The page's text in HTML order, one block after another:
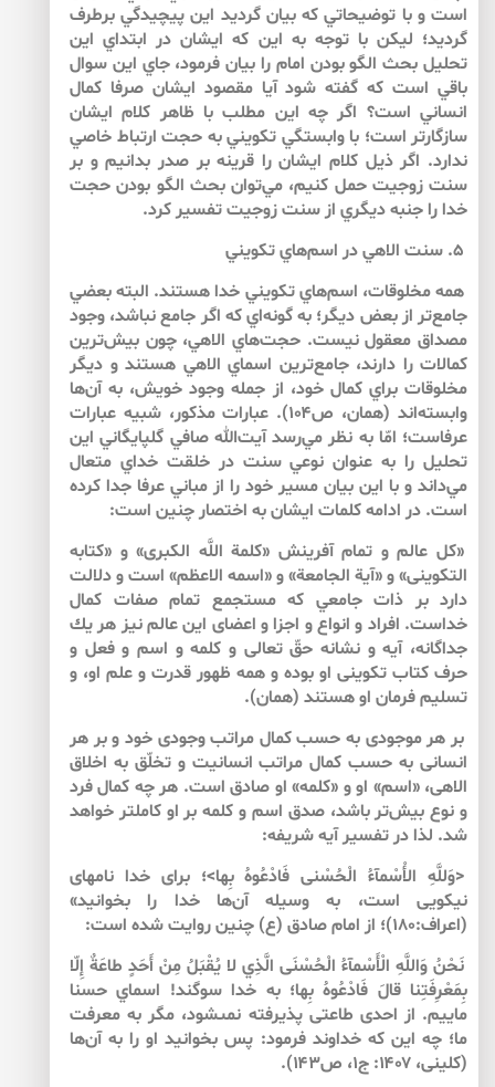
است و با توضيحاتي كه بيان گرديد اين پيچيدگي برطرف
گرديد؛ ليكن با توجه به اين كه ايشان در ابتداي اين
تحليل بحث الگو بودن امام را بيان فرمود، جاي اين سوال
باقي است كه گفته شود آيا مقصود ايشان صرفا كمال
انساني است؟ اگر چه اين مطلب با ظاهر كلام ايشان
سازگارتر است؛ با وابستگي تكويني به حجت ارتباط خاصي
ندارد. اگر ذيل كلام ايشان را قرينه بر صدر بدانيم و بر
سنت زوجيت حمل كنيم، مي‌توان بحث الگو بودن حجت
خدا را جنبه ديگري از سنت زوجيت تفسير كرد.
۵. سنت الاهي در اسم‌هاي تكويني
همه مخلوقات، اسم‌هاي تكويني خدا هستند. البته بعضي
جامع‌تر از بعض ديگر؛ به گونه‌اي كه اگر جامع نباشد، وجود
مصداق معقول نيست. حجت‌هاي الاهي، چون بيش‌‌ترين
كمالات را دارند، جامع‌ترين اسماي الاهي هستند و ديگر
مخلوقات براي كمال خود، از جمله وجود خويش، به آن‌‌ها
وابسته‌اند (همان، ص۱۰۴). عبارات مذكور، شبيه عبارات
عرفاست؛ امّا به نظر مي‌رسد آيت‌الله صافي گلپايگاني اين
تحليل را به عنوان نوعي سنت در خلقت خداي متعال
مي‌داند و با اين بيان مسير خود را از مباني عرفا جدا كرده
است. در ادامه كلمات ايشان به اختصار چنين است:
«كل عالم و تمام آفرينش «كلمة اللَّه الكبرى» و «كتابه
التكوينى» و «آية الجامعة» و «اسمه الاعظم» است و دلالت
دارد بر ذات جامعي كه مستجمع تمام صفات كمال
خداست. افراد و انواع و اجزا و اعضاى اين عالم نيز هر يك
جداگانه، آيه و نشانه حقّ تعالى و كلمه و اسم و فعل و
حرف كتاب تكوينى او بوده و همه ظهور قدرت و علم او، و
تسليم فرمان او هستند (همان).
بر هر موجودى به حسب كمال مراتب وجودى خود و بر هر
انسانى به حسب كمال مراتب انسانيت و تخلّق به اخلاق
الاهى، «اسم» او و «كلمه» او صادق است. هر چه كمال فرد
و نوع بيش‌‌تر باشد، صدق اسم و كلمه بر او كامل‏تر خواهد
شد. لذا در تفسير آيه شريفه:
<وَللَّهِ الأْسْمآءُ الْحُسْنى‏ فَادْعُوهُ بِها>؛ براى خدا نام‏هاى
نيكويى است، به وسيله آن‌‌ها خدا را بخوانيد»
(اعراف:۱۸۰)؛ از امام صادق (ع) چنين روايت شده است:
نَحْنُ وَاللَّهِ الْأَسْمآءُ الْحُسْنَى الَّذِي لا يُقْبَلُ مِنْ أَحَدٍ طاعَةٌ إِلّا
بِمَعْرِفَتِنا قالَ فَادْعُوهُ بِها؛ به خدا سوگند! اسماي حسنا
ماييم. از احدى طاعتى پذيرفته نمى‏شود، مگر به معرفت
ما؛ چه اين كه خداوند فرمود: پس بخوانيد او را به آن‌‌ها
(كلينى، ۱۴۰۷: ج۱، ص۱۴۳).